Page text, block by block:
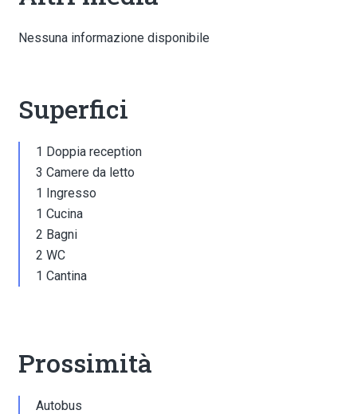
Nessuna informazione disponibile
Superfici
1 Doppia reception
3 Camere da letto
1 Ingresso
1 Cucina
2 Bagni
2 WC
1 Cantina
Prossimità
Autobus